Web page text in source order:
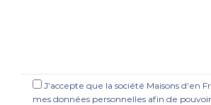
J’accepte que la société Maisons d’en
mes données personnelles afin de